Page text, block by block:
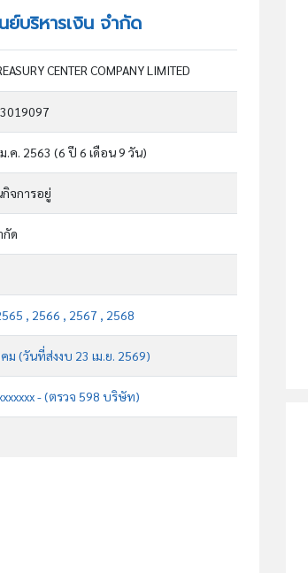
บริหารเงิน จำกัด
CENTER COMPANY LIMITED
.ค. 2563 (6 ปี 6 เดือน 9 วัน)
กิจการอยู่
ด
, 2566 , 2567 , 2568
ม (วันที่ส่งงบ 23 เม.ย. 2569)
- (ตรวจ 598 บริษัท)